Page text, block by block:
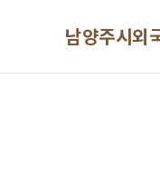
남양주시외